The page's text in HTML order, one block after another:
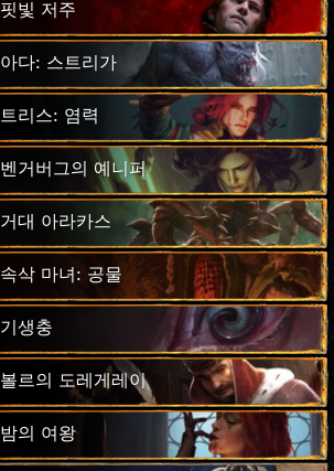
핏빛 저주
아다: 스트리가
트리스: 염력
벤거버그의 예니퍼
거대 아라카스
속삭 마녀: 공물
기생충
볼르의 도레게레이
밤의 여왕